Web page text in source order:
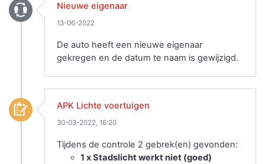
Nieuwe eigenaar
13-06-2022
De auto heeft een nieuwe eigenaar
gekregen en de datum te naam is gewijzigd.
APK Lichte voertuigen
30-03-2022, 16:20
Tijdens de controle 2 gebrek(en) gevonden:
1 x Stadslicht werkt niet (goed)